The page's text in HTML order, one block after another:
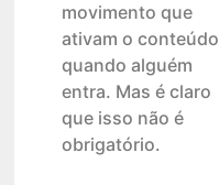
movimento que
ativam o conteúdo
quando alguém
entra. Mas é claro
que isso não é
obrigatório.